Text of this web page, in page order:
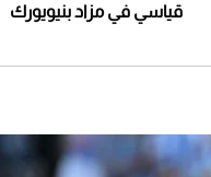
قياسي في مزاد بنيويورك